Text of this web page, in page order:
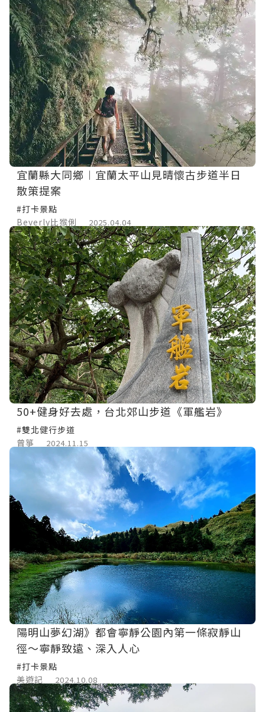
宜蘭縣大同鄉︱宜蘭太平山見晴懷古步道半日
散策提案
#打卡景點
Beverly比猴俐
2025.04.04
50+健身好去處，台北郊山步道《軍艦岩》
#雙北健行步道
曾箏
2024.11.15
陽明山夢幻湖》都會寧靜公園內第一條寂靜山
徑～寧靜致遠、深入人心
#打卡景點
美遊記
2024.10.08